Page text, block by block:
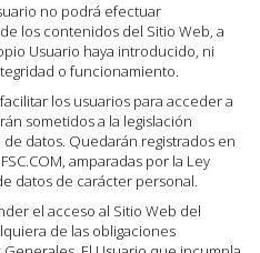
no podrá efectuar
los contenidos del Sitio Web, a
Usuario haya introducido, ni
o funcionamiento.
los usuarios para acceder a
sometidos a la legislación
datos. Quedarán registrados en
amparadas por la Ley
datos de carácter personal.
el acceso al Sitio Web del
de las obligaciones